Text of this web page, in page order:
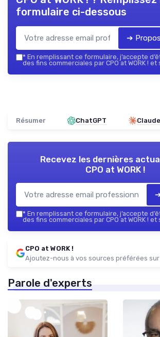
formulaire ci-dessous
➔
* En remplissant ce formulaire, j’accepte
des fins commerciales par CPO at WORK !
Résumer ChatGPT Claude
Recevez les dernières
CPO at WORK !
* En remplissant ce formulaire, j’accepte
des fins commerciales par CPO at WORK !
CPO at WORK !
Ajoutez-nous à vos sources préférées sur
Parole d'experts